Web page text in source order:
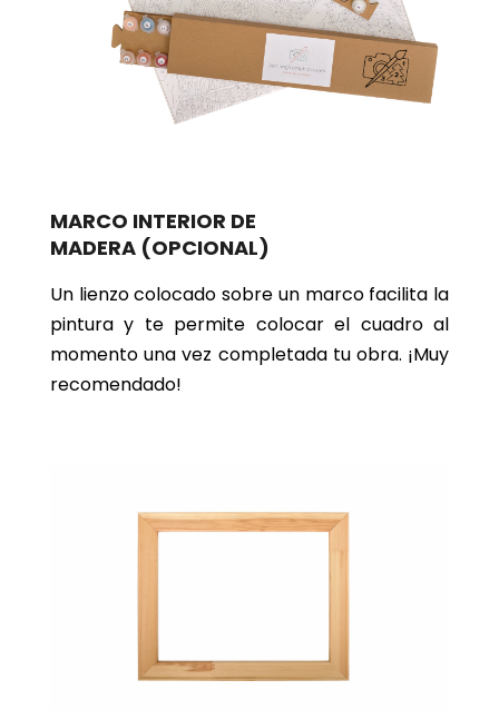
MARCO INTERIOR DE
MADERA (OPCIONAL)
Un lienzo colocado sobre un marco facilita la
pintura y te permite colocar el cuadro al
momento una vez completada tu obra. ¡Muy
recomendado!